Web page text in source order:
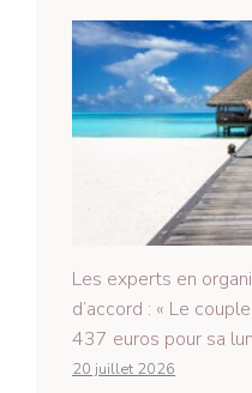
Les experts en
d’accord : « Le
437 euros pour sa
20 juillet 2026